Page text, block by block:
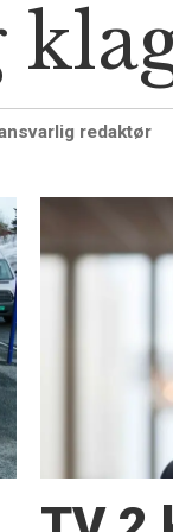
redaktør